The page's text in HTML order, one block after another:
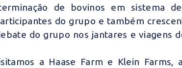
de bovinos em sistema
do grupo e também
do grupo nos jantares e viagens
a Haase Farm e Klein Farms,